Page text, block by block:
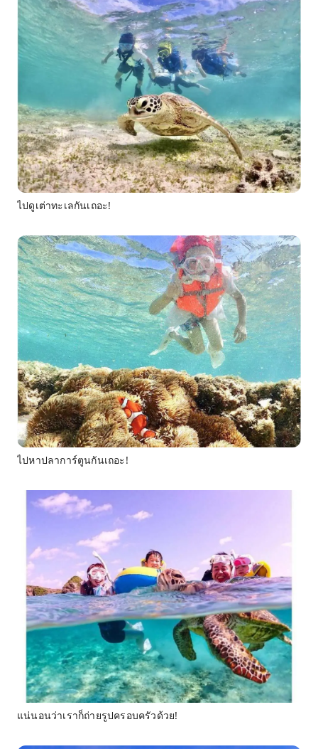
ไปดูเต่าทะเลกันเถอะ!
ไปหาปลาการ์ตูนกันเถอะ!
แน่นอนว่าเราก็ถ่ายรูปครอบครัวด้วย!